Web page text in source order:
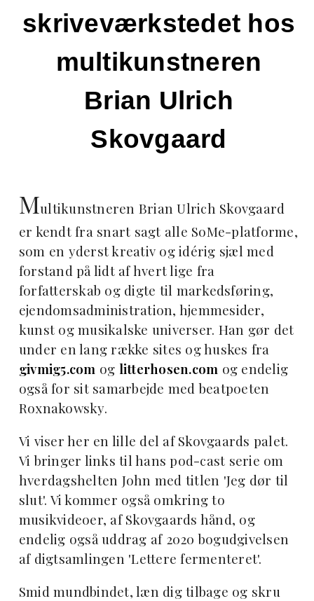
skriveværkstedet hos
multikunstneren
Brian Ulrich
Skovgaard
Multikunstneren Brian Ulrich Skovgaard
er kendt fra snart sagt alle SoMe-platforme,
som en yderst kreativ og idérig sjæl med
forstand på lidt af hvert lige fra
forfatterskab og digte til markedsføring,
ejendomsadministration, hjemmesider,
kunst og musikalske universer. Han gør det
under en lang række sites og huskes fra
givmig5.com og litterhosen.com og endelig
også for sit samarbejde med beatpoeten
Roxnakowsky.
Vi viser her en lille del af Skovgaards palet.
Vi bringer links til hans pod-cast serie om
hverdagshelten John med titlen 'Jeg dør til
slut'. Vi kommer også omkring to
musikvideoer, af Skovgaards hånd, og
endelig også uddrag af 2020 bogudgivelsen
af digtsamlingen 'Lettere fermenteret'.
Smid mundbindet, læn dig tilbage og skru